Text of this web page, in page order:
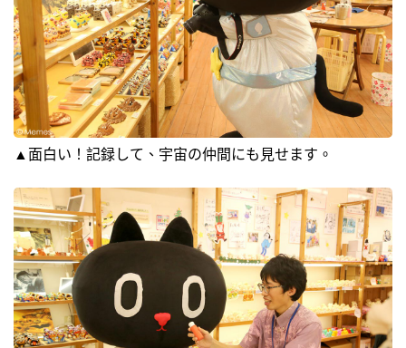
▲面白い！記録して、宇宙の仲間にも見せます。